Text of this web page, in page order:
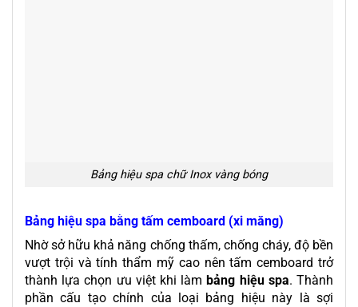
Bảng hiệu spa chữ Inox vàng bóng
Bảng hiệu spa bằng tấm cemboard (xi măng)
Nhờ sở hữu khả năng chống thấm, chống cháy, độ bền
vượt trội và tính thẩm mỹ cao nên tấm cemboard trở
thành lựa chọn ưu việt khi làm bảng hiệu spa. Thành
phần cấu tạo chính của loại bảng hiệu này là sợi